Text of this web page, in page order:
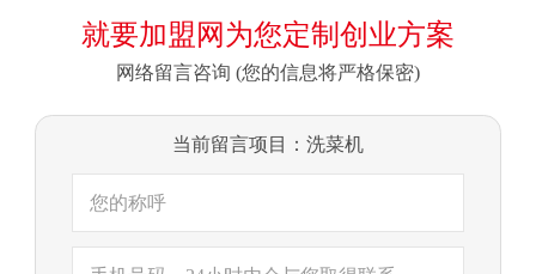
就要加盟网为您定制创业方案
网络留言咨询 (您的信息将严格保密)
当前留言项目：洗菜机